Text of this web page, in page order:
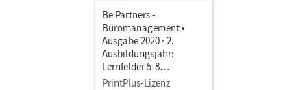
Be Partners -
Büromanagement •
Ausgabe 2020 · 2.
Ausbildungsjahr:
Lernfelder 5-8
Bilanzorientierte
PrintPlus-Lizenz